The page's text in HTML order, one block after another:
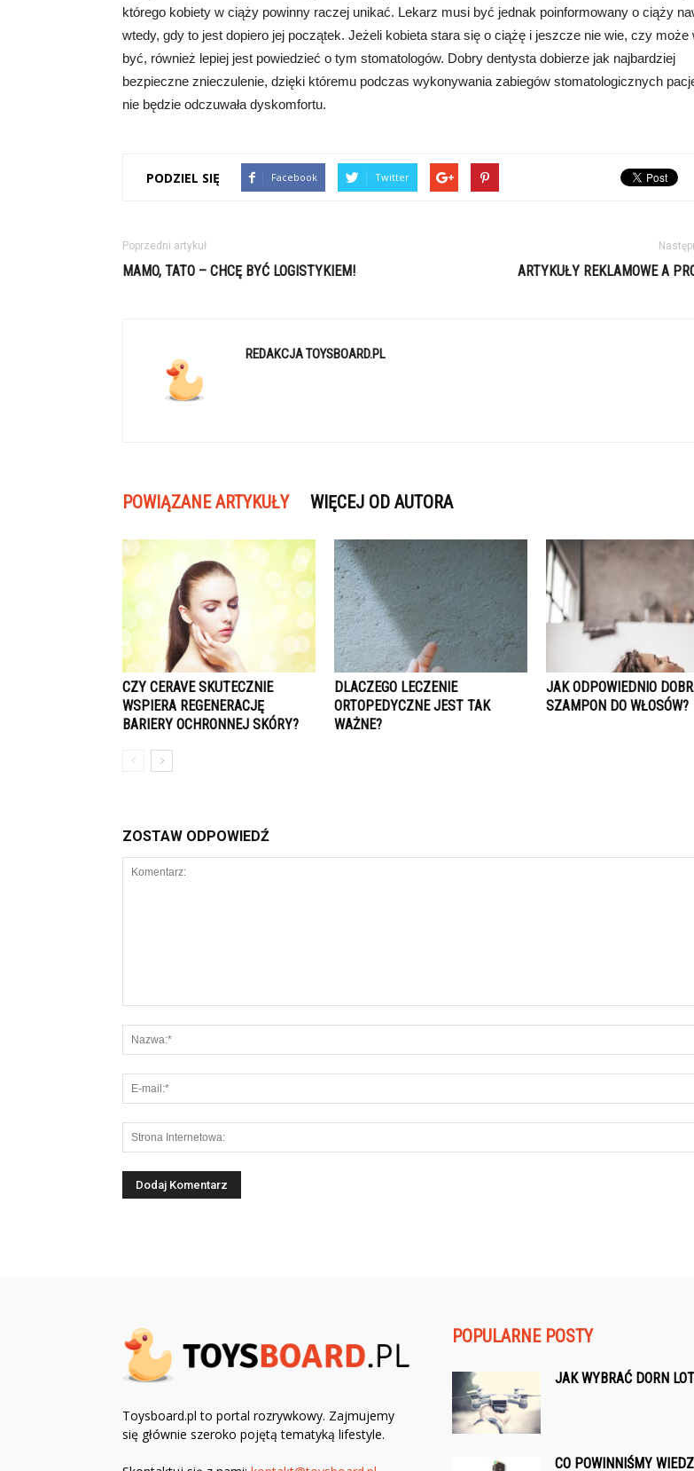
którego kobiety w ciąży powinny raczej unikać. Lekarz musi być jednak poinformowany o ciąży
wtedy, gdy to jest dopiero jej początek. Jeżeli kobieta stara się o ciążę i jeszcze nie wie, czy może
być, również lepiej jest powiedzieć o tym stomatologów. Dobry dentysta dobierze jak najbardziej
bezpieczne znieczulenie, dzięki któremu podczas wykonywania zabiegów stomatologicznych
nie będzie odczuwała dyskomfortu.
PODZIEL SIĘ Facebook Twitter
Poprzedni artykuł
MAMO, TATO – CHCĘ BYĆ LOGISTYKIEM! ARTYKUŁY REKLAMOWE A
REDAKCJA TOYSBOARD.PL
POWIĄZANE ARTYKUŁY WIĘCEJ OD AUTORA
CZY CERAVE SKUTECZNIE
WSPIERA REGENERACJĘ
BARIERY OCHRONNEJ SKÓRY?
DLACZEGO LECZENIE
ORTOPEDYCZNE JEST TAK
WAŻNE?
JAK ODPOWIEDNIO
SZAMPON DO WŁOSÓW?
ZOSTAW ODPOWIEDŹ
Toysboard.pl to portal rozrywkowy. Zajmujemy
się głównie szeroko pojętą tematyką lifestyle.
POPULARNE POSTY
JAK WYBRAĆ DORN
CO POWINNIŚMY